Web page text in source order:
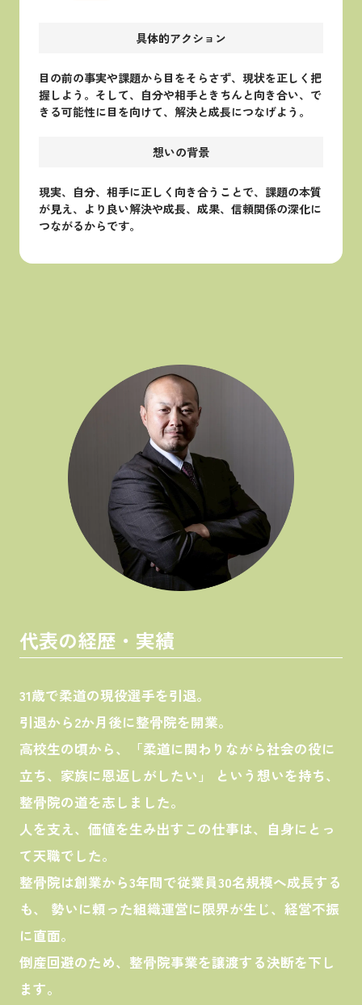
具体的アクション
目の前の事実や課題から目をそらさず、現状を正しく把
握しよう。そして、自分や相手ときちんと向き合い、で
きる可能性に目を向けて、解決と成長につなげよう。
想いの背景
現実、自分、相手に正しく向き合うことで、課題の本質
が見え、より良い解決や成長、成果、信頼関係の深化に
つながるからです。
代表の経歴・実績
31歳で柔道の現役選手を引退。
引退から2か月後に整骨院を開業。
高校生の頃から、「柔道に関わりながら社会の役に
立ち、家族に恩返しがしたい」 という想いを持ち、
整骨院の道を志しました。
人を支え、価値を生み出すこの仕事は、自身にとっ
て天職でした。
整骨院は創業から3年間で従業員30名規模へ成長する
も、 勢いに頼った組織運営に限界が生じ、経営不振
に直面。
倒産回避のため、整骨院事業を譲渡する決断を下し
ます。